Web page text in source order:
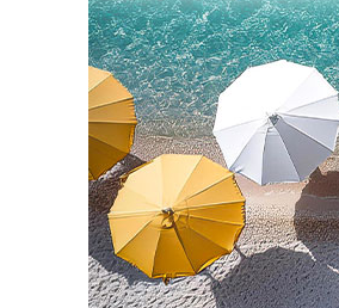
plesnih, koreografskih i izvedbenih
predavači su Milan Tomášik s
Poetic Body (prezentacija njegove
festival), Andrej Zupančič vodit će
redom Kung Fu i Qi Gong, te Nina
plesne tehnike Flying Low &
prezentaciom se i zatvara Festival.
U sklopu off programa festivala
značajne i vrijedne knjige usko